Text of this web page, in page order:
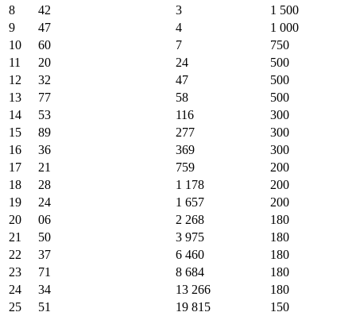
8
42 3
1 500
9
47 4
1 000
10
60 7
750
11
20 24
500
12
32 47
500
13
77 58
500
14
53 116
300
15
89 277
300
16
36 369
300
17
21 759
200
18
28 1 178
200
19
24 1 657
200
20
06 2 268
180
21
50 3 975
180
22
37 6 460
180
23
71 8 684
180
24
34 13 266
180
25
51 19 815
150